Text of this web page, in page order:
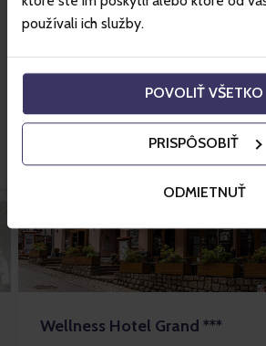
používali ich služby.
POVOLIŤ VŠETKO
PRISPÔSOBIŤ
ODMIETNUŤ
Wellness Hotel Grand ***